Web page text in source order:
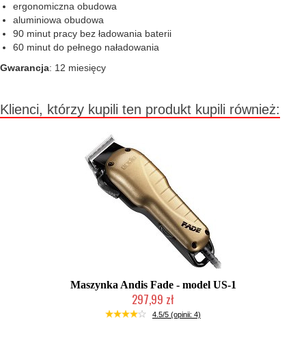
ergonomiczna obudowa
aluminiowa obudowa
90 minut pracy bez ładowania baterii
60 minut do pełnego naładowania
Gwarancja: 12 miesięcy
Klienci, którzy kupili ten produkt kupili również:
Maszynka Andis Fade - model US-1
297,99 zł
Duża ilość (wysyłka w 24h)
4.5/5 (opinii: 4)